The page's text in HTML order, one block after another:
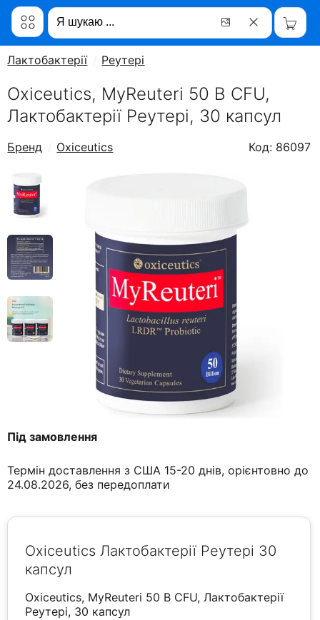
Лактобактерії Реутері
Oxiceutics, MyReuteri 50 B CFU,
Лактобактерії Реутері, 30 капсул
Бренд Oxiceutics Код: 86097
Під замовлення
Термін доставлення з США 15-20 днів, орієнтовно до
24.08.2026, без передоплати
Oxiceutics Лактобактерії Реутері 30
капсул
Oxiceutics, MyReuteri 50 B CFU, Лактобактерії
Реутері, 30 капсул